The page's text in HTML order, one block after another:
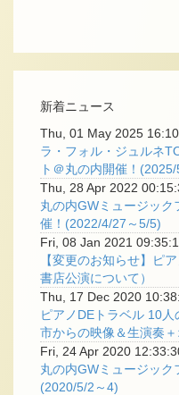
新着ニュース
Thu, 01 May 2025
ラ・フォル・ジュルネ
ト＠丸の内開催！
Thu, 28 Apr 2022
丸の内GWミュージッ
催！(2022/4/27～5/5)
Fri, 08 Jan 2021
【変更のお知らせ】ピ
書店公演について）
Thu, 17 Dec 2020
ピアノDEトラベル 10
市からの映像＆生演奏
Fri, 24 Apr 2020
丸の内GWミュージック
(2020/5/2～4)